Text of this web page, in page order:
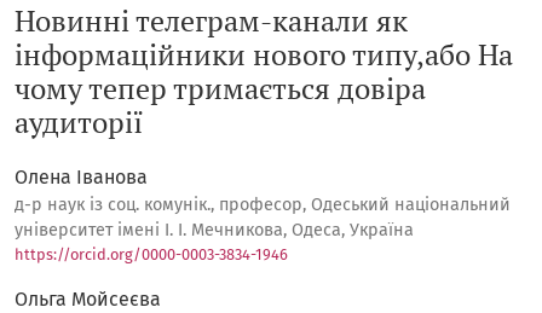
Новинні телеграм-канали як
інформаційники нового типу,або На
чому тепер тримається довіра
аудиторії
Олена Іванова
д-р наук із соц. комунік., професор, Одеський національний
університет імені І. І. Мечникова, Одеса, Україна
https://orcid.org/0000-0003-3834-1946
Ольга Мойсеєва